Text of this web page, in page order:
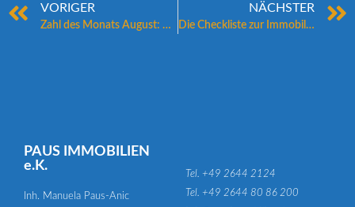
VORIGER
Zahl des Monats August: 65 Prozent
NÄCHSTER
Die Checkliste zur Immobilienfinanzierung
PAUS IMMOBILIEN
e.K.
Inh. Manuela Paus-Anic
Tel. +49 2644 2124
Tel. +49 2644 80 86 200